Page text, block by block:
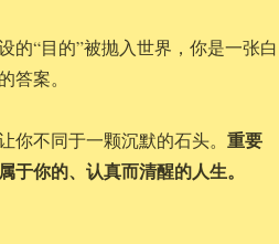
的“目的”被抛入世界，你是一张白
答案。
不同于一颗沉默的石头。 重要
你的、认真而清醒的人生。